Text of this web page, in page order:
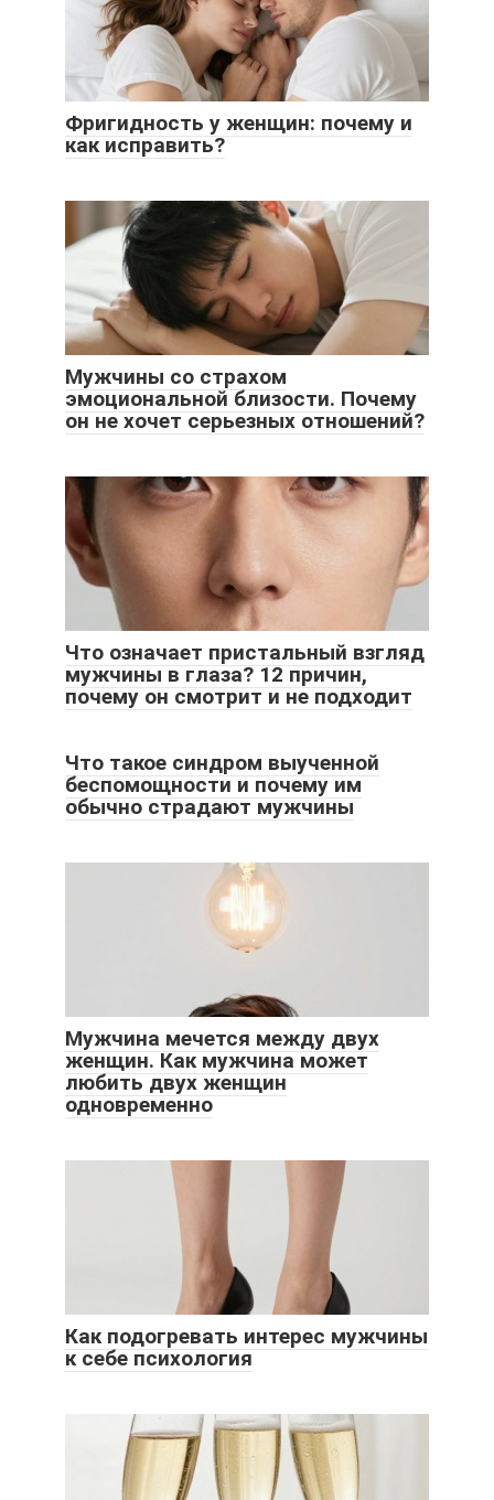
Фригидность у женщин: почему и
как исправить?
Мужчины со страхом
эмоциональной близости. Почему
он не хочет серьезных отношений?
Что означает пристальный взгляд
мужчины в глаза? 12 причин,
почему он смотрит и не подходит
Что такое синдром выученной
беспомощности и почему им
обычно страдают мужчины
Мужчина мечется между двух
женщин. Как мужчина может
любить двух женщин
одновременно
Как подогревать интерес мужчины
к себе психология